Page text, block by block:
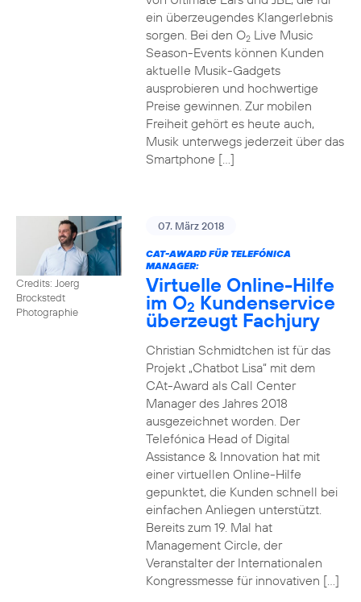
ein überzeugendes Klangerlebnis
sorgen. Bei den O2Live Music
Season-Events können Kunden
aktuelle Musik-Gadgets
ausprobieren und hochwertige
Preise gewinnen. Zur mobilen
Freiheit gehört es heute auch,
Musik unterwegs jederzeit über das
Smartphone […]
Credits: Joerg
Brockstedt
Photographie
07. März 2018
CAT-AWARD FÜR TELEFÓNICA
MANAGER:
Virtuelle Online-Hilfe
im O2 Kundenservice
überzeugt Fachjury
Christian Schmidtchen ist für das
Projekt „Chatbot Lisa“ mit dem
CAt-Award als Call Center
Manager des Jahres 2018
ausgezeichnet worden. Der
Telefónica Head of Digital
Assistance & Innovation hat mit
einer virtuellen Online-Hilfe
gepunktet, die Kunden schnell bei
einfachen Anliegen unterstützt.
Bereits zum 19. Mal hat
Management Circle, der
Veranstalter der Internationalen
Kongressmesse für innovativen […]